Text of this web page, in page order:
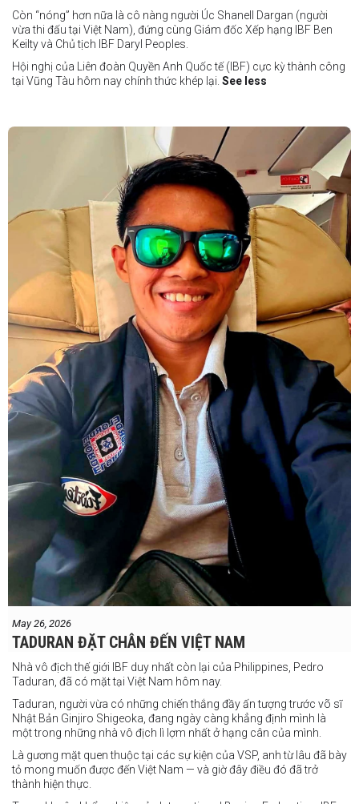
Còn “nóng” hơn nữa là cô nàng người Úc Shanell Dargan (người
vừa thi đấu tại Việt Nam), đứng cùng Giám đốc Xếp hạng IBF Ben
Keilty và Chủ tịch IBF Daryl Peoples.
Hội nghị của Liên đoàn Quyền Anh Quốc tế (IBF) cực kỳ thành công
tại Vũng Tàu hôm nay chính thức khép lại. See less
May 26, 2026
TADURAN ĐẶT CHÂN ĐẾN VIỆT NAM
Nhà vô địch thế giới IBF duy nhất còn lại của Philippines, Pedro
Taduran, đã có mặt tại Việt Nam hôm nay.
Taduran, người vừa có những chiến thắng đầy ấn tượng trước võ sĩ
Nhật Bản Ginjiro Shigeoka, đang ngày càng khẳng định mình là
một trong những nhà vô địch lì lợm nhất ở hạng cân của mình.
Là gương mặt quen thuộc tại các sự kiện của VSP, anh từ lâu đã bày
tỏ mong muốn được đến Việt Nam — và giờ đây điều đó đã trở
thành hiện thực.